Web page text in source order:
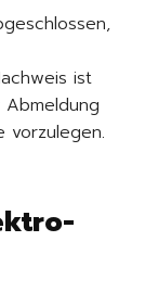
ist
vorzulegen.